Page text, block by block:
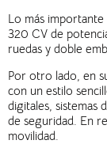
Lo más
320 CV de
ruedas y doble
Por otro lado, en
con un estilo
digitales, sistemas
de seguridad. En
movilidad.